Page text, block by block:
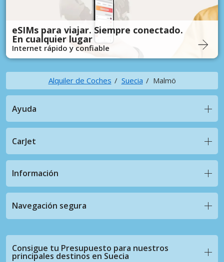
eSIMs para viajar. Siempre conectado.
En cualquier lugar
Internet rápido y confiable
Alquiler de Coches Suecia Malmö
Ayuda
CarJet
Información
Navegación segura
Consigue tu Presupuesto para nuestros
principales destinos en Suecia